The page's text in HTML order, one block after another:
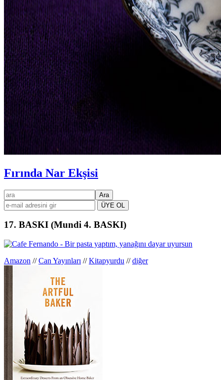
Fırında Nar Ekşisi
Birincil
kenar
çubuğu
ara
17. BASKI (Mundi 4. BASKI)
Amazon //Can Yayınları //Kitapyurdu //diğer